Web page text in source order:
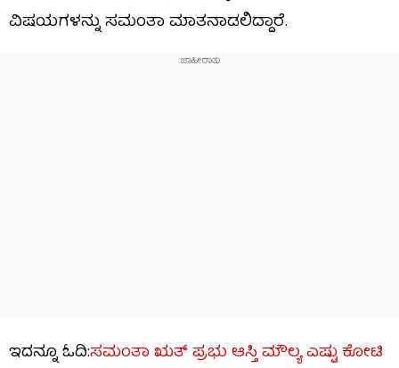
ವಿಷಯಗಳನ್ನು ಸಮಂತಾ ಮಾತನಾಡಲಿದ್ದಾರೆ.
ಇದನ್ನೂ ಓದಿ:ಸಮಂತಾ ಋತ್ ಪ್ರಭು ಆಸ್ತಿ ಮೌಲ್ಯ ಎಷ್ಟು ಕೋಟಿ